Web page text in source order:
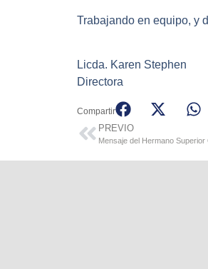
Trabajando en equipo, y
Licda. Karen Stephen
Directora
Compartir
PREVIO
Mensaje del Hermano